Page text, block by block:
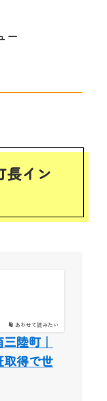
ー
長イン
あわせて読みたい
陸町｜
得で世